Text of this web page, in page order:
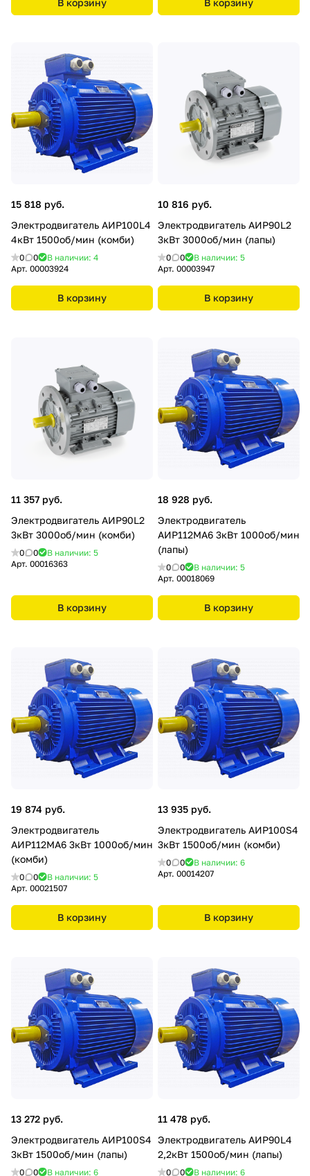
15 818 руб.
Электродвигатель АИР100L4
4кВт 1500об/мин (комби)
0 0
В наличии: 4
Арт. 00003924
В корзину
10 816 руб.
Электродвигатель АИР90L2
3кВт 3000об/мин (лапы)
0 0
В наличии: 5
Арт. 00003947
В корзину
11 357 руб.
Электродвигатель АИР90L2
3кВт 3000об/мин (комби)
0 0
В наличии: 5
Арт. 00016363
В корзину
18 928 руб.
Электродвигатель
АИР112МА6 3кВт 1000об/мин
(лапы)
0 0
В наличии: 5
Арт. 00018069
В корзину
19 874 руб.
Электродвигатель
АИР112МА6 3кВт 1000об/мин
(комби)
0 0
В наличии: 5
Арт. 00021507
В корзину
13 935 руб.
Электродвигатель АИР100S4
3кВт 1500об/мин (комби)
0 0
В наличии: 6
Арт. 00014207
В корзину
13 272 руб.
Электродвигатель АИР100S4
3кВт 1500об/мин (лапы)
0 0 В наличии: 6
11 478 руб.
Электродвигатель АИР90L4
2,2кВт 1500об/мин (лапы)
0 0 В наличии: 6